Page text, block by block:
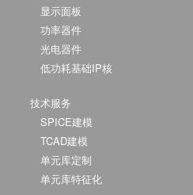
显示面板
功率器件
光电器件
低功耗基础IP核
技术服务
SPICE建模
TCAD建模
单元库定制
单元库特征化